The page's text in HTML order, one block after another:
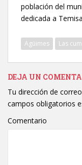
población del
dedicada a
Agüimes Las
DEJA UN
Tu dirección de
campos obligatorios
Comentario